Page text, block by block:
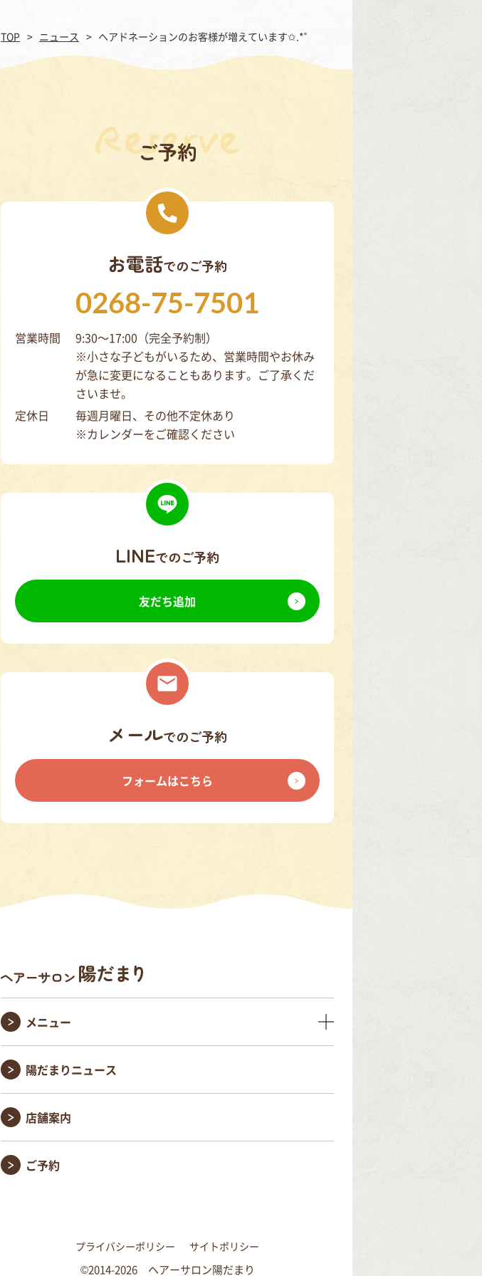
TOP ニュース ヘアドネーションのお客様が増えています✩.*˚
ご予約
お電話でのご予約
0268-75-7501
営業時間
9:30～17:00（完全予約制）
※小さな子どもがいるため、営業時間やお休み
が急に変更になることもあります。ご了承くだ
さいませ。
定休日
毎週月曜日、その他不定休あり
※カレンダーをご確認ください
LINEでのご予約
友だち追加
メールでのご予約
フォームはこちら
メニュー
陽だまりニュース
店舗案内
ご予約
プライバシーポリシー サイトポリシー
©2014-2026 ヘアーサロン陽だまり